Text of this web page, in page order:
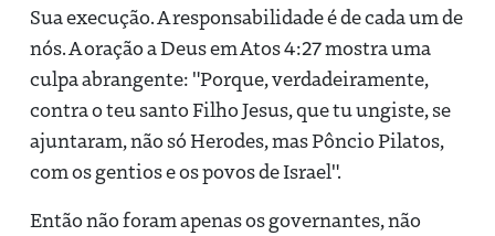
Sua execução. A responsabilidade é de cada um de
nós. A oração a Deus em Atos 4:27 mostra uma
culpa abrangente: "Porque, verdadeiramente,
contra o teu santo Filho Jesus, que tu ungiste, se
ajuntaram, não só Herodes, mas Pôncio Pilatos,
com os gentios e os povos de Israel".
Então não foram apenas os governantes, não